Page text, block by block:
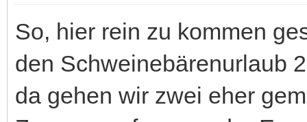
So, hier rein zu kommen
den Schweinebärenurlaub
da gehen wir zwei eher